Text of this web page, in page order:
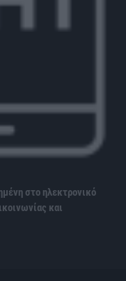
στο ηλεκτρονικό
και